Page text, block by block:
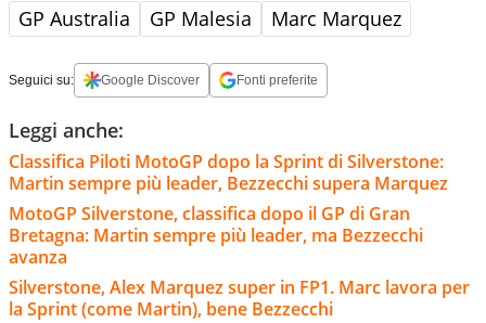
GP Australia GP Malesia Marc Marquez
Seguici su: Google Discover Fonti preferite
Leggi anche:
Classifica Piloti MotoGP dopo la Sprint di Silverstone:
Martin sempre più leader, Bezzecchi supera Marquez
MotoGP Silverstone, classifica dopo il GP di Gran
Bretagna: Martin sempre più leader, ma Bezzecchi
avanza
Silverstone, Alex Marquez super in FP1. Marc lavora per
la Sprint (come Martin), bene Bezzecchi